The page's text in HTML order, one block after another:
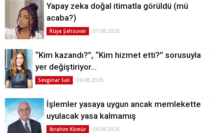
Yapay zeka doğal itimatla görüldü (mü
acaba?)
Rüya Şahsuvar 07.08.2026
“Kim kazandı?”, “Kim hizmet etti?” sorusuyla
yer değiştiriyor…
Sevginar Sali 06.08.2026
İşlemler yasaya uygun ancak memlekette
uyulacak yasa kalmamış
İbrahim Kömür 06.08.2026